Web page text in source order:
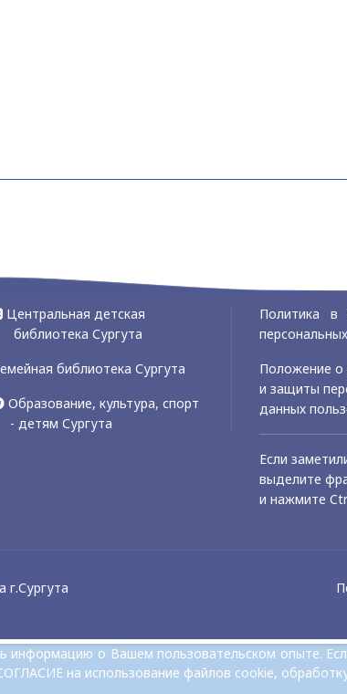
Центральная детская
библиотека Сургута
библиотека Сургута
Образование, культура, спорт
- детям Сургута
Политика в
Положение о
и защиты
данных
Если
выделите
и нажмите
информацию о Вашем пользовательском опыте.
на использование файлов cookie,